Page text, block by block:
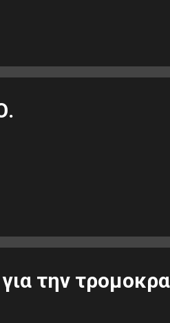
θα παρακολουθήσει έναν
απαγορεύεται ρητά. Εσείς μόνο
την